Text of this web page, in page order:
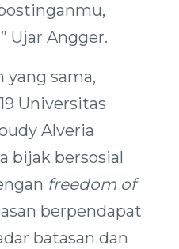
Ujar Angger.
yang sama,
Universitas
Alveria
bijak bersosial
freedom of
berpendapat
batasan dan